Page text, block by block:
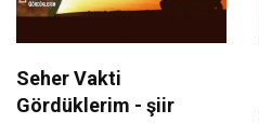
Seher Vakti
Gördüklerim - şiir